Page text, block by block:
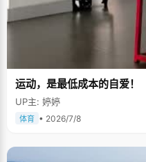
运动，是最低成本的自爱！
UP主: 婷婷
体育 • 2026/7/8